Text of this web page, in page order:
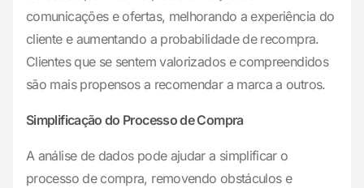
comunicações e ofertas, melhorando a experiência do
cliente e aumentando a probabilidade de recompra.
Clientes que se sentem valorizados e compreendidos
são mais propensos a recomendar a marca a outros.
Simplificação do Processo de Compra
A análise de dados pode ajudar a simplificar o
processo de compra, removendo obstáculos e